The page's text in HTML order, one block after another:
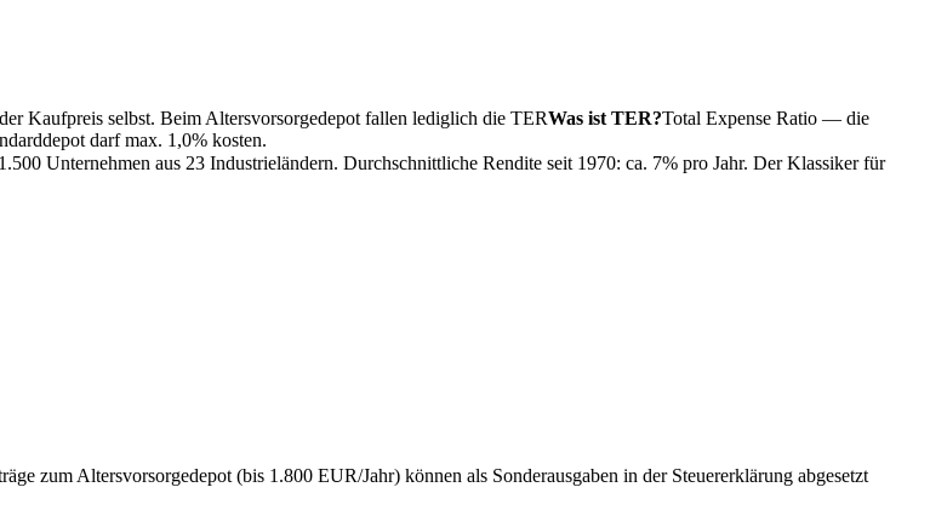
Kaufpreis selbst. Beim Altersvorsorgedepot fallen lediglich die TERWas ist TER?Total Expense Ratio — die
darf max. 1,0% kosten.
Unternehmen aus 23 Industrieländern. Durchschnittliche Rendite seit 1970: ca. 7% pro Jahr. Der Klassiker für
zum Altersvorsorgedepot (bis 1.800 EUR/Jahr) können als Sonderausgaben in der Steuererklärung abgesetzt